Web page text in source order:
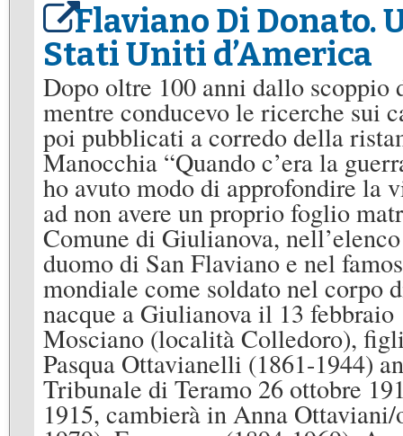
Flaviano Di Donato.
Stati Uniti d’America
Dopo oltre 100 anni dallo scoppio
mentre conducevo le ricerche sui
poi pubblicati a corredo della
Manocchia “Quando c’era la
ho avuto modo di approfondire la
ad non avere un proprio foglio
Comune di Giulianova,
duomo di San Flaviano e nel
mondiale come soldato nel corpo
nacque a Giulianova il 13
Mosciano (località Colledoro),
Pasqua Ottavianelli (1861-1944)
Tribunale di Teramo 26 ottobre
1915, cambierà in Anna